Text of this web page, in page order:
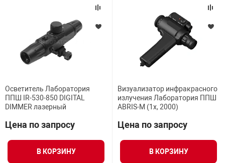
Осветитель Лаборатория
ППШ IR-530-850 DIGITAL
DIMMER лазерный
Цена по запросу
В КОРЗИНУ
Визуализатор инфракрасного
излучения Лаборатория ППШ
ABRIS-M (1x, 2000)
Цена по запросу
В КОРЗИНУ